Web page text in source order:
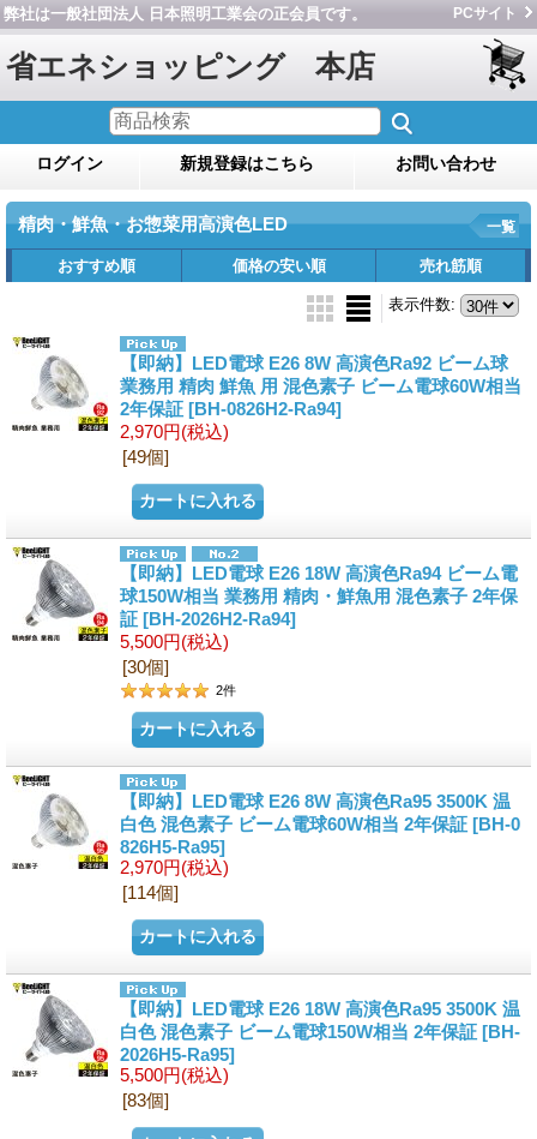
弊社は一般社団法人 日本照明工業会の正会員です。 PCサイト
省エネショッピング 本店
ログイン 新規登録はこちら お問い合わせ
精肉・鮮魚・お惣菜用高演色LED 一覧
おすすめ順 価格の安い順 売れ筋順
表示件数:
【即納】LED電球 E26 8W 高演色Ra92 ビーム球
業務用 精肉 鮮魚 用 混色素子 ビーム電球60W相当
2年保証 [BH-0826H2-Ra94]
2,970円(税込)
[49個]
【即納】LED電球 E26 18W 高演色Ra94 ビーム電
球150W相当 業務用 精肉・鮮魚用 混色素子 2年保
証 [BH-2026H2-Ra94]
5,500円(税込)
[30個]
2件
【即納】LED電球 E26 8W 高演色Ra95 3500K 温
白色 混色素子 ビーム電球60W相当 2年保証 [BH-0
826H5-Ra95]
2,970円(税込)
[114個]
【即納】LED電球 E26 18W 高演色Ra95 3500K 温
白色 混色素子 ビーム電球150W相当 2年保証 [BH-
2026H5-Ra95]
5,500円(税込)
[83個]